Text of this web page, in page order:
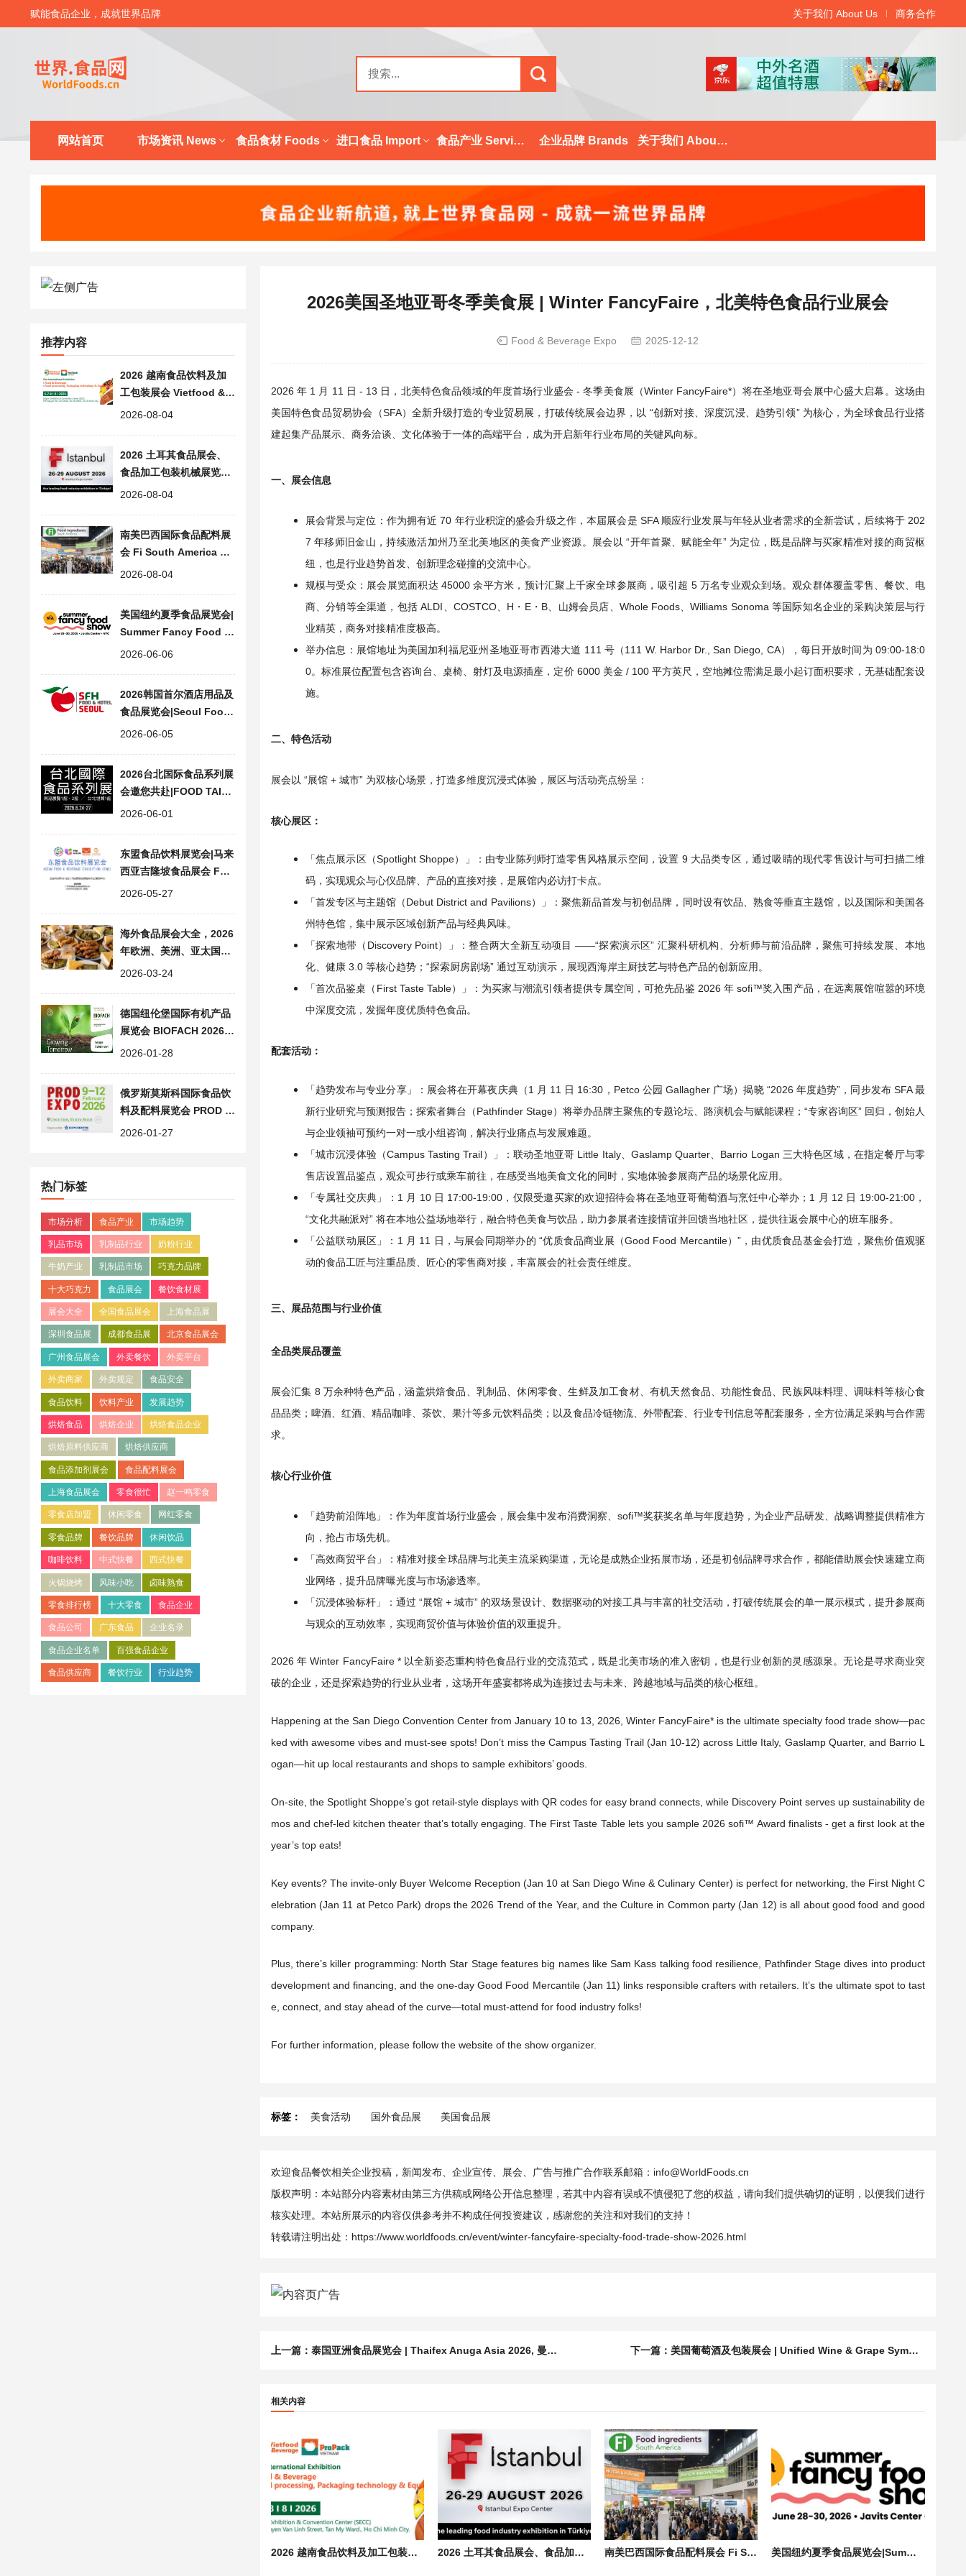
赋能食品企业，成就世界品牌 关于我们 About Us 商务合作
网站首页 市场资讯 News 食品食材 Foods 进口食品 Import 食品产业 Services 企业品牌 Brands 关于我们 About Us
推荐内容
2026 越南食品饮料及加
工包装展会 Vietfood & B
everage & Propack
2026-08-04
2026 土耳其食品展会、
食品加工包装机械展览会
F-istanbul
2026-08-04
南美巴西国际食品配料展
会 Fi South America 20
26 | 食品添加剂展会
2026-08-04
美国纽约夏季食品展览会|
Summer Fancy Food S
how in NY in 2026
2026-06-06
2026韩国首尔酒店用品及
食品展览会|Seoul Food
& Hotel Supplies Expo
2026-06-05
2026台北国际食品系列展
会邀您共赴|FOOD TAIPE
I MEGA SHOWS
2026-06-01
东盟食品饮料展览会|马来
西亚吉隆坡食品展会 FNB
ASEAN 2026
2026-05-27
海外食品展会大全，2026
年欧洲、美洲、亚太国际
食品餐饮行业展览会清单
2026-03-24
德国纽伦堡国际有机产品
展览会 BIOFACH 2026,
欧洲食品饮料展会
2026-01-28
俄罗斯莫斯科国际食品饮
料及配料展览会 PROD E
XPO 2026, 欧洲食品展会
2026-01-27
热门标签
市场分析 食品产业 市场趋势
乳品市场 乳制品行业 奶粉行业
牛奶产业 乳制品市场 巧克力品牌
十大巧克力 食品展会 餐饮食材展
展会大全 全国食品展会 上海食品展
深圳食品展 成都食品展 北京食品展会
广州食品展会 外卖餐饮 外卖平台
外卖商家 外卖规定 食品安全
食品饮料 饮料产业 发展趋势
烘焙食品 烘焙企业 烘焙食品企业
烘焙原料供应商 烘焙供应商
食品添加剂展会 食品配料展会
上海食品展会 零食很忙 赵一鸣零食
零食店加盟 休闲零食 网红零食
零食品牌 餐饮品牌 休闲饮品
咖啡饮料 中式快餐 西式快餐
火锅烧烤 风味小吃 卤味熟食
零食排行榜 十大零食 食品企业
食品公司 广东食品 企业名录
食品企业名单 百强食品企业
食品供应商 餐饮行业 行业趋势
2026美国圣地亚哥冬季美食展 | Winter FancyFaire，北美特色食品行业展会
Food & Beverage Expo 2025-12-12
2026 年 1 月 11 日 - 13 日，北美特色食品领域的年度首场行业盛会 - 冬季美食展（Winter FancyFaire*）将在圣地亚哥会展中心盛大启幕。这场由
美国特色食品贸易协会（SFA）全新升级打造的专业贸易展，打破传统展会边界，以 “创新对接、深度沉浸、趋势引领” 为核心，为全球食品行业搭
建起集产品展示、商务洽谈、文化体验于一体的高端平台，成为开启新年行业布局的关键风向标。
一、展会信息
展会背景与定位 ：作为拥有近 70 年行业积淀的盛会升级之作，本届展会是 SFA 顺应行业发展与年轻从业者需求的全新尝试，后续将于 202
7 年移师旧金山，持续激活加州乃至北美地区的美食产业资源。展会以 “开年首聚、赋能全年” 为定位，既是品牌与买家精准对接的商贸枢
纽，也是行业趋势首发、创新理念碰撞的交流中心。
规模与受众 ：展会展览面积达 45000 余平方米，预计汇聚上千家全球参展商，吸引超 5 万名专业观众到场。观众群体覆盖零售、餐饮、电
商、分销等全渠道，包括 ALDI、COSTCO、H・E・B、山姆会员店、Whole Foods、Williams Sonoma 等国际知名企业的采购决策层与行
业精英，商务对接精准度极高。
举办信息 ：展馆地址为美国加利福尼亚州圣地亚哥市西港大道 111 号（111 W. Harbor Dr., San Diego, CA），每日开放时间为 09:00-18:0
0。标准展位配置包含咨询台、桌椅、射灯及电源插座，定价 6000 美金 / 100 平方英尺，空地摊位需满足最小起订面积要求，无基础配套设
施。
二、特色活动
展会以 “展馆 + 城市” 为双核心场景，打造多维度沉浸式体验，展区与活动亮点纷呈：
核心展区：
「焦点展示区（Spotlight Shoppe）」：由专业陈列师打造零售风格展示空间，设置 9 大品类专区，通过吸睛的现代零售设计与可扫描二维
码，实现观众与心仪品牌、产品的直接对接，是展馆内必访打卡点。
「首发专区与主题馆（Debut District and Pavilions）」：聚焦新品首发与初创品牌，同时设有饮品、熟食等垂直主题馆，以及国际和美国各
州特色馆，集中展示区域创新产品与经典风味。
「探索地带（Discovery Point）」：整合两大全新互动项目 ——“探索演示区” 汇聚科研机构、分析师与前沿品牌，聚焦可持续发展、本地
化、健康 3.0 等核心趋势；“探索厨房剧场” 通过互动演示，展现西海岸主厨技艺与特色产品的创新应用。
「首次品鉴桌（First Taste Table）」：为买家与潮流引领者提供专属空间，可抢先品鉴 2026 年 sofi™奖入围产品，在远离展馆喧嚣的环境
中深度交流，发掘年度优质特色食品。
配套活动：
「趋势发布与专业分享」：展会将在开幕夜庆典（1 月 11 日 16:30，Petco 公园 Gallagher 广场）揭晓 “2026 年度趋势”，同步发布 SFA 最
新行业研究与预测报告；探索者舞台（Pathfinder Stage）将举办品牌主聚焦的专题论坛、路演机会与赋能课程；“专家咨询区” 回归，创始人
与企业领袖可预约一对一或小组咨询，解决行业痛点与发展难题。
「城市沉浸体验（Campus Tasting Trail）」：联动圣地亚哥 Little Italy、Gaslamp Quarter、Barrio Logan 三大特色区域，在指定餐厅与零
售店设置品鉴点，观众可步行或乘车前往，在感受当地美食文化的同时，实地体验参展商产品的场景化应用。
「专属社交庆典」：1 月 10 日 17:00-19:00，仅限受邀买家的欢迎招待会将在圣地亚哥葡萄酒与烹饪中心举办；1 月 12 日 19:00-21:00，
“文化共融派对” 将在本地公益场地举行，融合特色美食与饮品，助力参展者连接情谊并回馈当地社区，提供往返会展中心的班车服务。
「公益联动展区」：1 月 11 日，与展会同期举办的 “优质食品商业展（Good Food Mercantile）”，由优质食品基金会打造，聚焦价值观驱
动的食品工匠与注重品质、匠心的零售商对接，丰富展会的社会责任维度。
三、展品范围与行业价值
全品类展品覆盖
展会汇集 8 万余种特色产品，涵盖烘焙食品、乳制品、休闲零食、生鲜及加工食材、有机天然食品、功能性食品、民族风味料理、调味料等核心食
品品类；啤酒、红酒、精品咖啡、茶饮、果汁等多元饮料品类；以及食品冷链物流、外带配套、行业专刊信息等配套服务，全方位满足采购与合作需
求。
核心行业价值
「趋势前沿阵地」：作为年度首场行业盛会，展会集中发布消费洞察、sofi™奖获奖名单与年度趋势，为企业产品研发、战略调整提供精准方
向，抢占市场先机。
「高效商贸平台」：精准对接全球品牌与北美主流采购渠道，无论是成熟企业拓展市场，还是初创品牌寻求合作，都能借助展会快速建立商
业网络，提升品牌曝光度与市场渗透率。
「沉浸体验标杆」：通过 “展馆 + 城市” 的双场景设计、数据驱动的对接工具与丰富的社交活动，打破传统展会的单一展示模式，提升参展商
与观众的互动效率，实现商贸价值与体验价值的双重提升。
2026 年 Winter FancyFaire * 以全新姿态重构特色食品行业的交流范式，既是北美市场的准入密钥，也是行业创新的灵感源泉。无论是寻求商业突
破的企业，还是探索趋势的行业从业者，这场开年盛宴都将成为连接过去与未来、跨越地域与品类的核心枢纽。
Happening at the San Diego Convention Center from January 10 to 13, 2026, Winter FancyFaire* is the ultimate specialty food trade show—pac
ked with awesome vibes and must-see spots! Don’t miss the Campus Tasting Trail (Jan 10-12) across Little Italy, Gaslamp Quarter, and Barrio L
ogan—hit up local restaurants and shops to sample exhibitors’ goods.
On-site, the Spotlight Shoppe’s got retail-style displays with QR codes for easy brand connects, while Discovery Point serves up sustainability de
mos and chef-led kitchen theater that’s totally engaging. The First Taste Table lets you sample 2026 sofi™ Award finalists - get a first look at the
year’s top eats!
Key events? The invite-only Buyer Welcome Reception (Jan 10 at San Diego Wine & Culinary Center) is perfect for networking, the First Night C
elebration (Jan 11 at Petco Park) drops the 2026 Trend of the Year, and the Culture in Common party (Jan 12) is all about good food and good
company.
Plus, there’s killer programming: North Star Stage features big names like Sam Kass talking food resilience, Pathfinder Stage dives into product
development and financing, and the one-day Good Food Mercantile (Jan 11) links responsible crafters with retailers. It’s the ultimate spot to tast
e, connect, and stay ahead of the curve—total must-attend for food industry folks!
For further information, please follow the website of the show organizer.
标签： 美食活动 国外食品展 美国食品展
欢迎食品餐饮相关企业投稿，新闻发布、企业宣传、展会、广告与推广合作联系邮箱：info@WorldFoods.cn
版权声明：本站部分内容素材由第三方供稿或网络公开信息整理，若其中内容有误或不慎侵犯了您的权益，请向我们提供确切的证明，以便我们进行
核实处理。本站所展示的内容仅供参考并不构成任何投资建议，感谢您的关注和对我们的支持！
转载请注明出处： https://www.worldfoods.cn/event/winter-fancyfaire-specialty-food-trade-show-2026.html
上一篇： 泰国亚洲食品展览会 | Thaifex Anuga Asia 2026, 曼谷食品饮料展会 下一篇：美国葡萄酒及包装展会 | Unified Wine & Grape Symposium 2026
相关内容
2026 越南食品饮料及加工包装展会 Vietfood & Beverage & Propack 2026 土耳其食品展会、食品加工包装机械展览会 F-istanbul 南美巴西国际食品配料展会 Fi South America 2026 | 食品添加剂展会 美国纽约夏季食品展览会|Summer Fancy Food Show in NY in 2026